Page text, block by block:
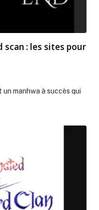
scan : les sites pour
manhwa à succès qui